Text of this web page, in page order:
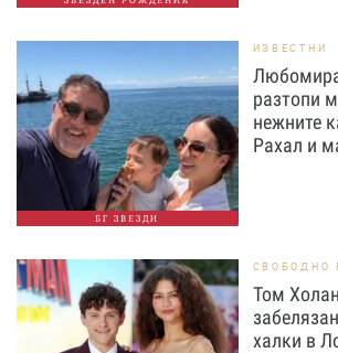
БГ ЗВЕЗДИ
ИЗВЕСТНИ
разтопи
нежните
Рахал и
СВОБОДНО
Том
халки в